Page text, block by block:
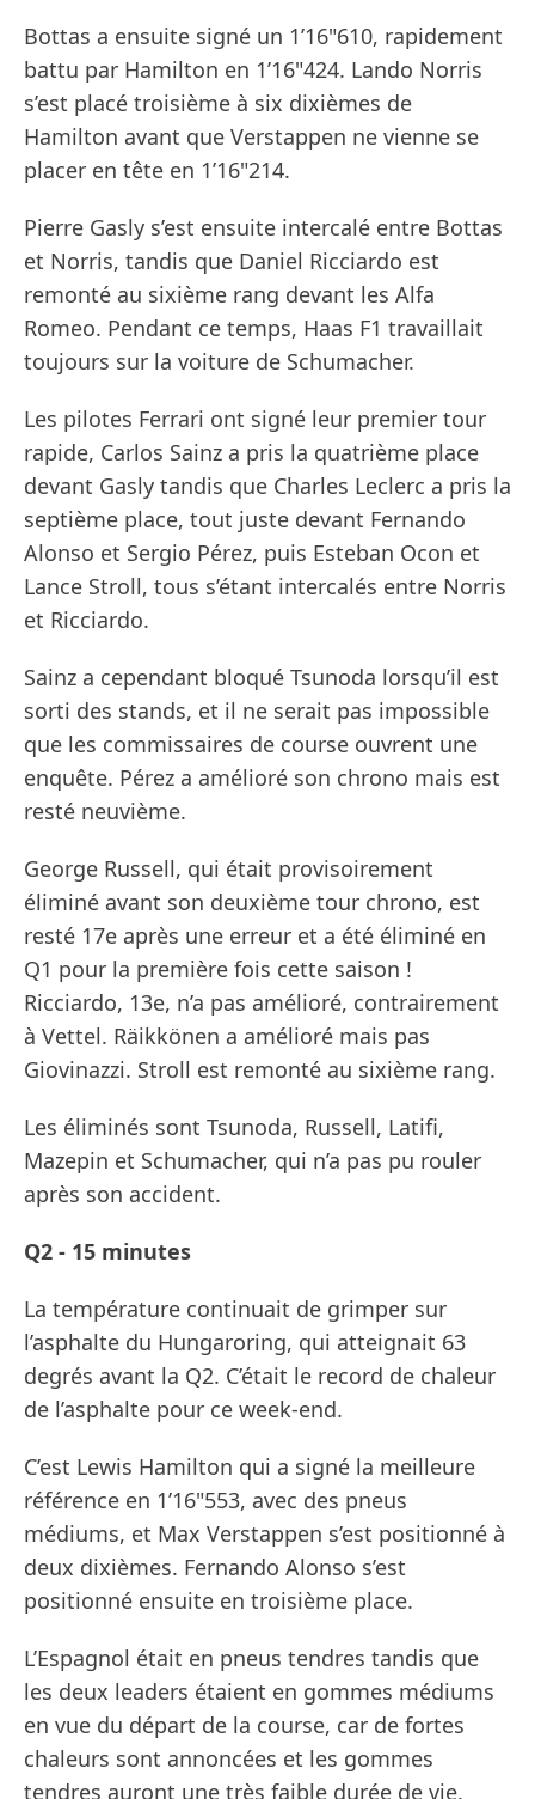
Bottas a ensuite signé un 1’16"610, rapidement
battu par Hamilton en 1’16"424. Lando Norris
s’est placé troisième à six dixièmes de
Hamilton avant que Verstappen ne vienne se
placer en tête en 1’16"214.
Pierre Gasly s’est ensuite intercalé entre Bottas
et Norris, tandis que Daniel Ricciardo est
remonté au sixième rang devant les Alfa
Romeo. Pendant ce temps, Haas F1 travaillait
toujours sur la voiture de Schumacher.
Les pilotes Ferrari ont signé leur premier tour
rapide, Carlos Sainz a pris la quatrième place
devant Gasly tandis que Charles Leclerc a pris la
septième place, tout juste devant Fernando
Alonso et Sergio Pérez, puis Esteban Ocon et
Lance Stroll, tous s’étant intercalés entre Norris
et Ricciardo.
Sainz a cependant bloqué Tsunoda lorsqu’il est
sorti des stands, et il ne serait pas impossible
que les commissaires de course ouvrent une
enquête. Pérez a amélioré son chrono mais est
resté neuvième.
George Russell, qui était provisoirement
éliminé avant son deuxième tour chrono, est
resté 17e après une erreur et a été éliminé en
Q1 pour la première fois cette saison !
Ricciardo, 13e, n’a pas amélioré, contrairement
à Vettel. Räikkönen a amélioré mais pas
Giovinazzi. Stroll est remonté au sixième rang.
Les éliminés sont Tsunoda, Russell, Latifi,
Mazepin et Schumacher, qui n’a pas pu rouler
après son accident.
Q2 - 15 minutes
La température continuait de grimper sur
l’asphalte du Hungaroring, qui atteignait 63
degrés avant la Q2. C’était le record de chaleur
de l’asphalte pour ce week-end.
C’est Lewis Hamilton qui a signé la meilleure
référence en 1’16"553, avec des pneus
médiums, et Max Verstappen s’est positionné à
deux dixièmes. Fernando Alonso s’est
positionné ensuite en troisième place.
L’Espagnol était en pneus tendres tandis que
les deux leaders étaient en gommes médiums
en vue du départ de la course, car de fortes
chaleurs sont annoncées et les gommes
tendres auront une très faible durée de vie.